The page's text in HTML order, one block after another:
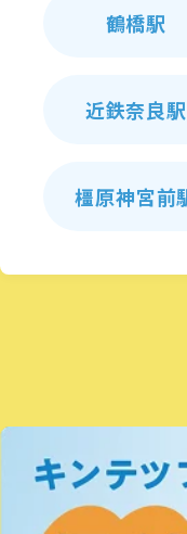
鶴橋駅
近鉄奈良駅
橿原神宮前